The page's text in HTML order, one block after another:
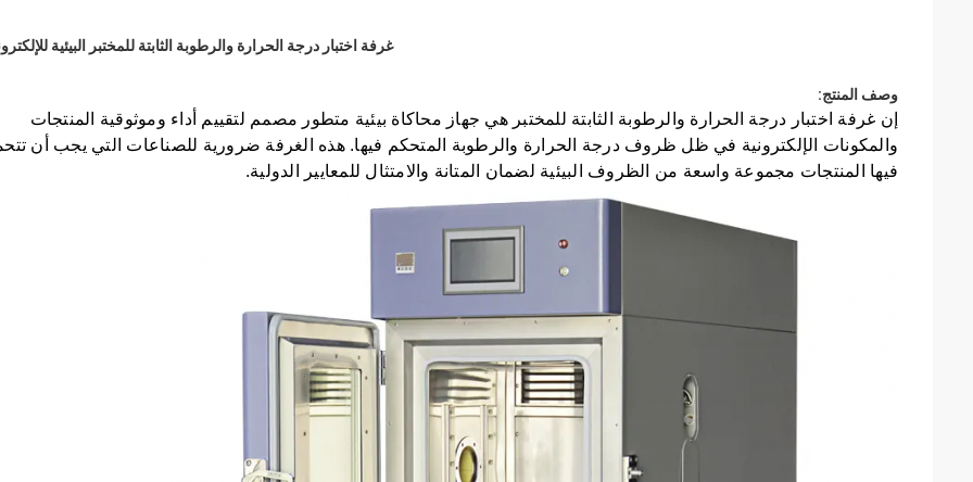
غرفة اختبار درجة الحرارة والرطوبة الثابتة للمختبر البيئية
وصف المنتج:
إن غرفة اختبار درجة الحرارة والرطوبة الثابتة للمختبر
فيها المنتجات مجموعة واسعة من الظروف البيئية لضمان المتانة والامتثال للمعايير الدولية.